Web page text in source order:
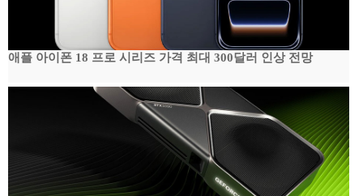
애플 아이폰 18 프로 시리즈 가격 최대 300달러 인상 전망